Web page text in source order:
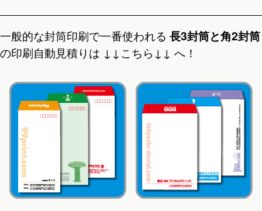
一般的な封筒印刷で一番使われる 長3封筒と角2封筒
の印刷自動見積りは ↓↓こちら↓↓ へ！